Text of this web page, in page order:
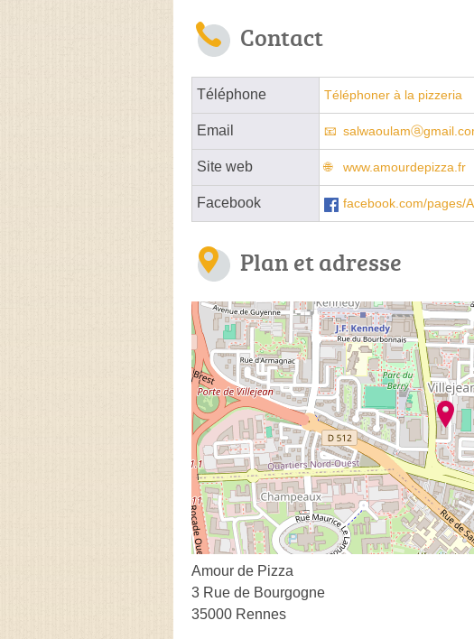
Contact
Téléphone Téléphoner à la pizzeria
Email
Site web www.amourdepizza.fr
Facebook facebook.com/pages/
Plan et adresse
Amour de Pizza
3 Rue de Bourgogne
35000 Rennes